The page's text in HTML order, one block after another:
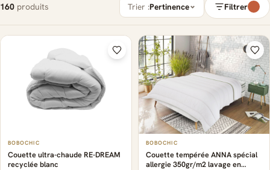
160 produits Trier :Pertinence Filtrer
BOBOCHIC
Couette ultra-chaude RE-DREAM
recyclée blanc
BOBOCHIC
Couette tempérée ANNA spécial
allergie 350gr/m2 lavage en